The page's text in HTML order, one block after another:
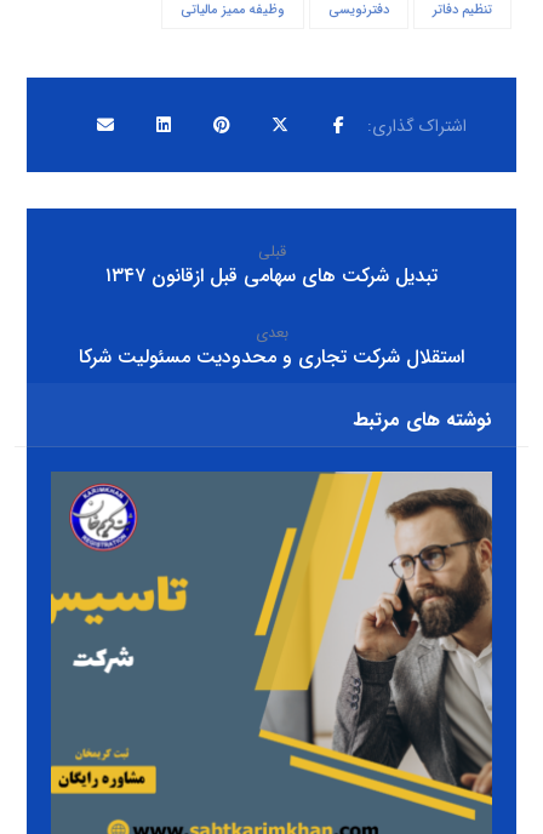
تنظیم دفاتر دفترنویسی وظیفه ممیز مالیاتی
قبلی
تبدیل شرکت های سهامی قبل ازقانون ۱۳۴۷
بعدی
استقلال شرکت تجاری و محدودیت مسئولیت شرکا
نوشته های مرتبط